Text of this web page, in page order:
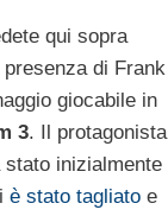
qui sopra
di Frank
giocabile in
3. Il protagonista
inizialmente
è stato tagliato e